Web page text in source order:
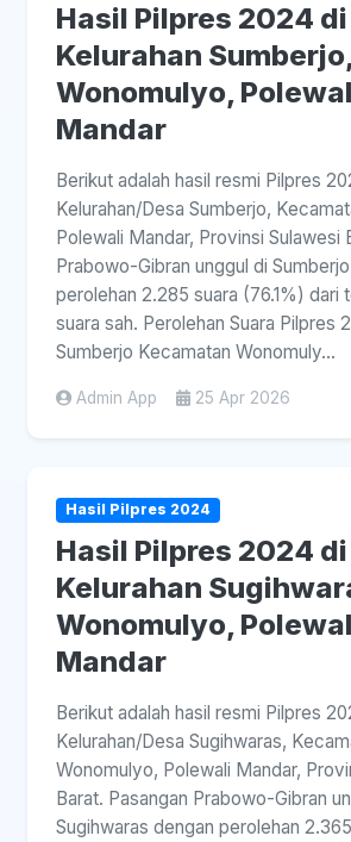
Hasil Pilpres 2024 di
Kelurahan
Wonomulyo,
Mandar
Berikut adalah hasil resmi Pilpres
Kelurahan/Desa Sumberjo,
Polewali Mandar, Provinsi Sulawesi
Prabowo-Gibran unggul di
perolehan 2.285 suara (76.1%) dari
suara sah. Perolehan Suara Pilpres
Sumberjo Kecamatan Wonomuly...
Admin App 25 Apr 2026
Hasil Pilpres 2024
Hasil Pilpres 2024 di
Kelurahan
Wonomulyo,
Mandar
Berikut adalah hasil resmi Pilpres
Kelurahan/Desa Sugihwaras,
Wonomulyo, Polewali Mandar,
Barat. Pasangan Prabowo-Gibran
Sugihwaras dengan perolehan